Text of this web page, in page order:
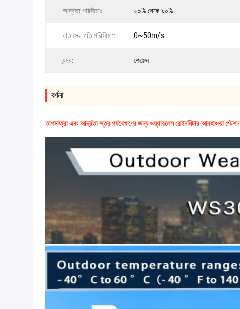
আর্দ্রতা পরিসীমাঃ: ২০% থেকে ৯০%
বাতাসের গতি পরিসীমা:: 0~50m/s
বন্দর: শেঞ্জেন
বর্ণনা
তাপমাত্রা এবং আর্দ্রতা স্তর পর্যবেক্ষণের জন্য ওয়্যারলেস রেইনমিটার আবহাওয়া স্টেশন